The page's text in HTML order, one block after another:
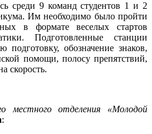
среди 9 команд студентов 1 и 2
Им необходимо было пройти
в формате веселых стартов
Подготовленные станции
подготовку, обозначение знаков,
помощи, полосу препятствий,
скорость.
местного отделения «Молодой
: